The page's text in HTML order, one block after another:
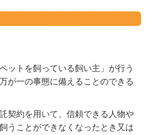
ットを飼っている飼い主」が行う
が一の事態に備えることのできる
契約を用いて、信頼できる人物や
うことができなくなったとき又は